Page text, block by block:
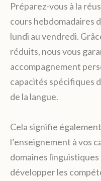
Préparez-vous à la
cours hebdomadaires
lundi au vendredi.
réduits, nous vous
accompagnement
capacités spécifiques
de la langue.
Cela signifie
l’enseignement à vos
domaines linguistiques
développer les